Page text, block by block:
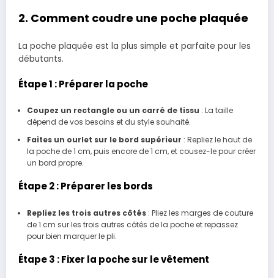
2. Comment coudre une poche plaquée
La poche plaquée est la plus simple et parfaite pour les
débutants.
Étape 1 : Préparer la poche
Coupez un rectangle ou un carré de tissu : La taille
dépend de vos besoins et du style souhaité.
Faites un ourlet sur le bord supérieur : Repliez le haut de
la poche de 1 cm, puis encore de 1 cm, et cousez-le pour créer
un bord propre.
Étape 2 : Préparer les bords
Repliez les trois autres côtés: Pliez les marges de couture
de 1 cm sur les trois autres côtés de la poche et repassez
pour bien marquer le pli.
Étape 3 : Fixer la poche sur le vêtement